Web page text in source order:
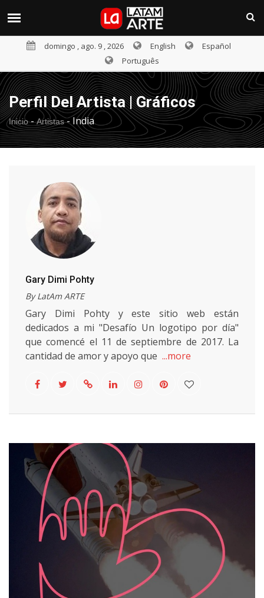
domingo , ago. 9 , 2026 English
Español
Português
Perfil Del Artista | Gráficos
Inicio- Artistas- India
Gary Dimi Pohty
By LatAm ARTE
Gary Dimi Pohty y este sitio web están
dedicados a mi "Desafío Un logotipo por día"
que comencé el 11 de septiembre de 2017. La
cantidad de amor y apoyo que ...more